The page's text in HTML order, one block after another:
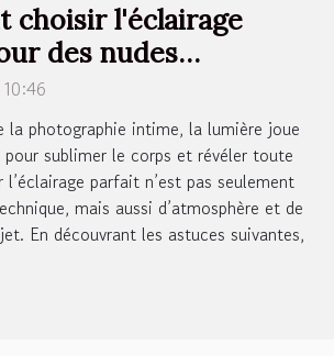
choisir l'éclairage
des nudes
?
la photographie intime, la lumière joue
sublimer le corps et révéler toute
parfait n’est pas seulement
mais aussi d’atmosphère et de
En découvrant les astuces suivantes,